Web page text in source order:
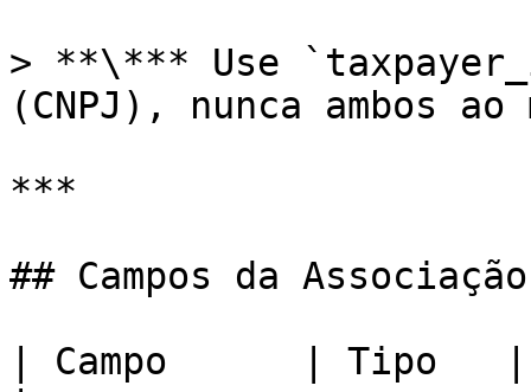
> **\*** Use
(CNPJ), nunca ambos ao
***
## Campos da
| Campo      | Tipo   |